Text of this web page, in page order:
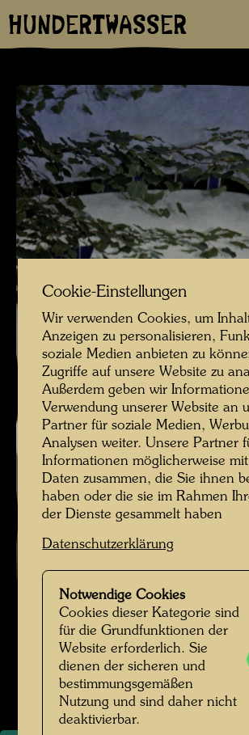
HUNDERTWASSER
Hundertwasser auf einer Terrasse des
Alfred Schmid © Alfred Schmid /
Hundertwasser in den
Bildergalerie
Cookie-Einstellungen
Wir verwenden Cookies, um
Anzeigen zu personalisieren,
soziale Medien anbieten zu
Zugriffe auf unsere Website zu
Außerdem geben wir
Verwendung unserer Website an
Partner für soziale Medien,
Analysen weiter. Unsere Partner
Informationen möglicherweise
Daten zusammen, die Sie ihnen
haben oder die sie im Rahmen
der Dienste gesammelt haben
Datenschutzerklärung
Notwendige Cookies
Cookies dieser Kategorie sind
für die Grundfunktionen der
Website erforderlich. Sie
dienen der sicheren und
bestimmungsgemäßen
Nutzung und sind daher nicht
deaktivierbar.